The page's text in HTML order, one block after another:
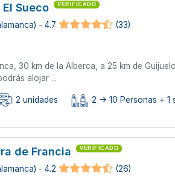
Sueco VERIFICADO
- 4.7
(33)
30 km de la Alberca, a 25 km de
alojar ...
2 unidades 2 -> 10 Personas + 1
de Francia VERIFICADO
- 4.2
(26)